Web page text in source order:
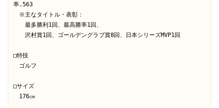
率.563
※主なタイトル・表彰：
最多勝利1回、最高勝率1回、
沢村賞1回、ゴールデングラブ賞8回、日本シリーズMVP1回
□特技
ゴルフ
□サイズ
176㎝